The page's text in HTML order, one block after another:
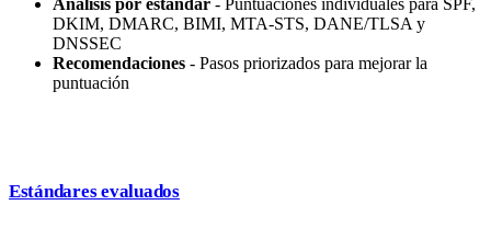
Análisis por estándar - Puntuaciones individuales para SPF,
DKIM, DMARC, BIMI, MTA-STS, DANE/TLSA y
DNSSEC
Recomendaciones - Pasos priorizados para mejorar la
puntuación
Estándares evaluados